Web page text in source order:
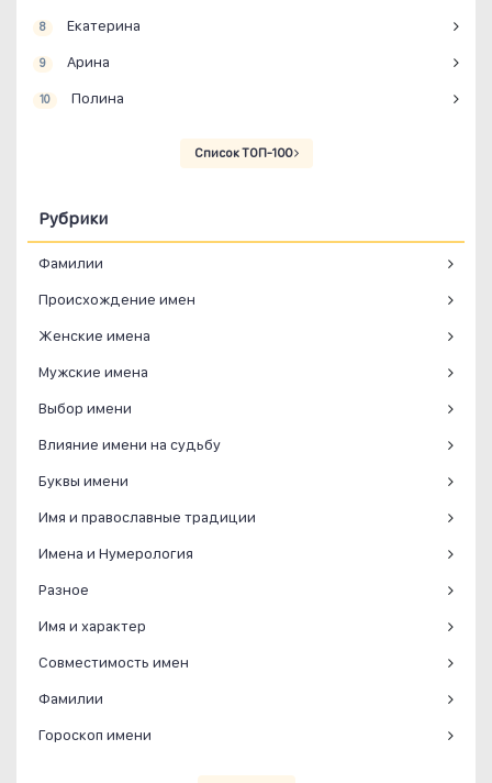
8 Екатерина
9 Арина
10 Полина
Список ТОП-100
Рубрики
Фамилии
Происхождение имен
Женские имена
Мужские имена
Выбор имени
Влияние имени на судьбу
Буквы имени
Имя и православные традиции
Имена и Нумерология
Разное
Имя и характер
Совместимость имен
Фамилии
Гороскоп имени